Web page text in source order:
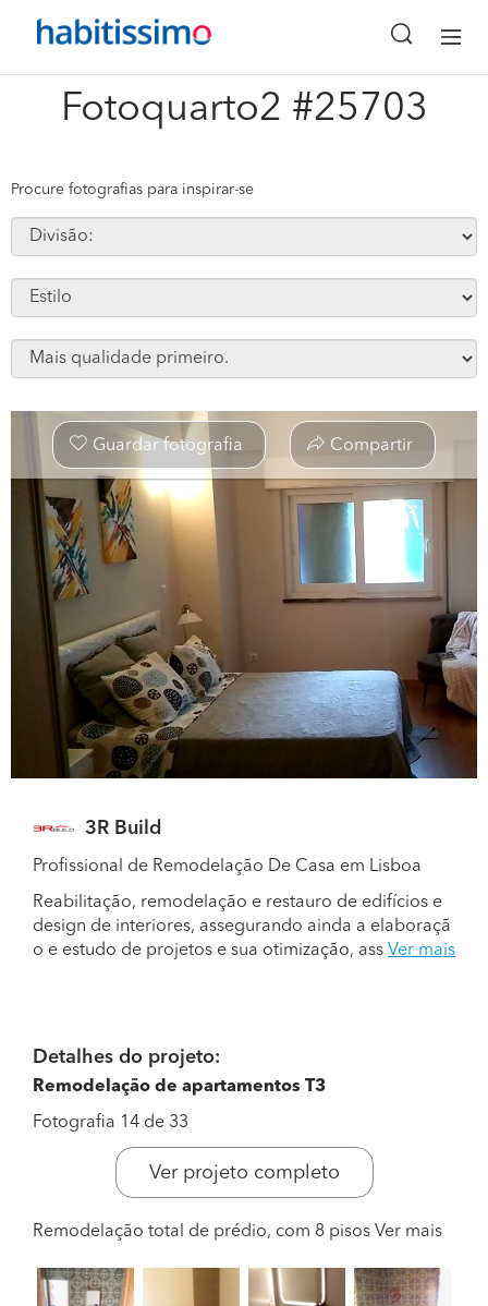
Fotoquarto2 #25703
x
Procure fotografias para inspirar-se
Guardar fotografia Compartir
3R Build
Profissional de Remodelação De Casa em Lisboa
Reabilitação, remodelação e restauro de edifícios e
design de interiores, assegurando ainda a elaboraçã
o e estudo de projetos e sua otimização, ass Ver mais
Detalhes do projeto:
Remodelação de apartamentos T3
Fotografia 14 de 33
Ver projeto completo
Remodelação total de prédio, com 8 pisos Ver mais